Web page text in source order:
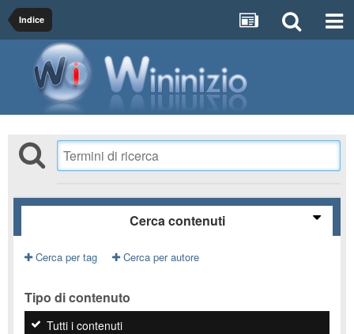
Indice
Cerca contenuti
Cerca per tag Cerca per autore
Tipo di contenuto
Tutti i contenuti